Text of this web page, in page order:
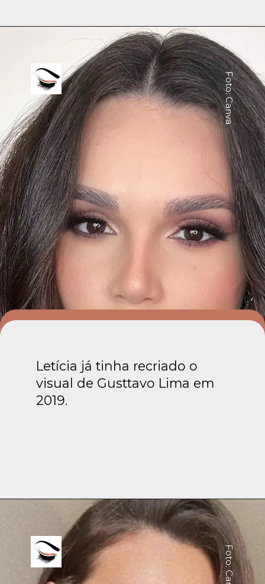
Letícia já tinha recriado o
visual de Gusttavo Lima em
2019.
Foto: Canva
Foto: Canva